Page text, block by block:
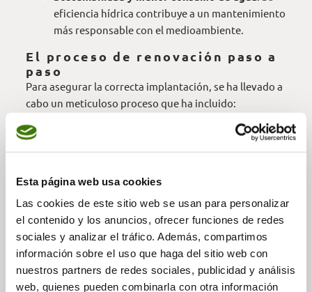
Esta página web usa cookies
Las cookies de este sitio web se usan para personalizar
el contenido y los anuncios, ofrecer funciones de redes
sociales y analizar el tráfico. Además, compartimos
información sobre el uso que haga del sitio web con
nuestros partners de redes sociales, publicidad y análisis
web, quienes pueden combinarla con otra información
eficiencia hídrica contribuye a un mantenimiento
más responsable con el medioambiente.
El proceso de renovación paso a
paso
Para asegurar la correcta implantación, se ha llevado a
cabo un meticuloso proceso que ha incluido:
moldeo de los greens.
Siembra y establecimiento de la nueva
variedad
, asegurando su correcta adaptación y
crecimiento.
Cuidado intensivo durante las primeras
semanas
, permitiendo que el césped se afiance y
adquiera la densidad y firmeza óptimas.